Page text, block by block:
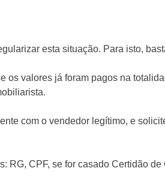
esta situação. Para isto,
os valores já foram pagos na
com o vendedor legítimo, e
RG, CPF, se for casado Certidão